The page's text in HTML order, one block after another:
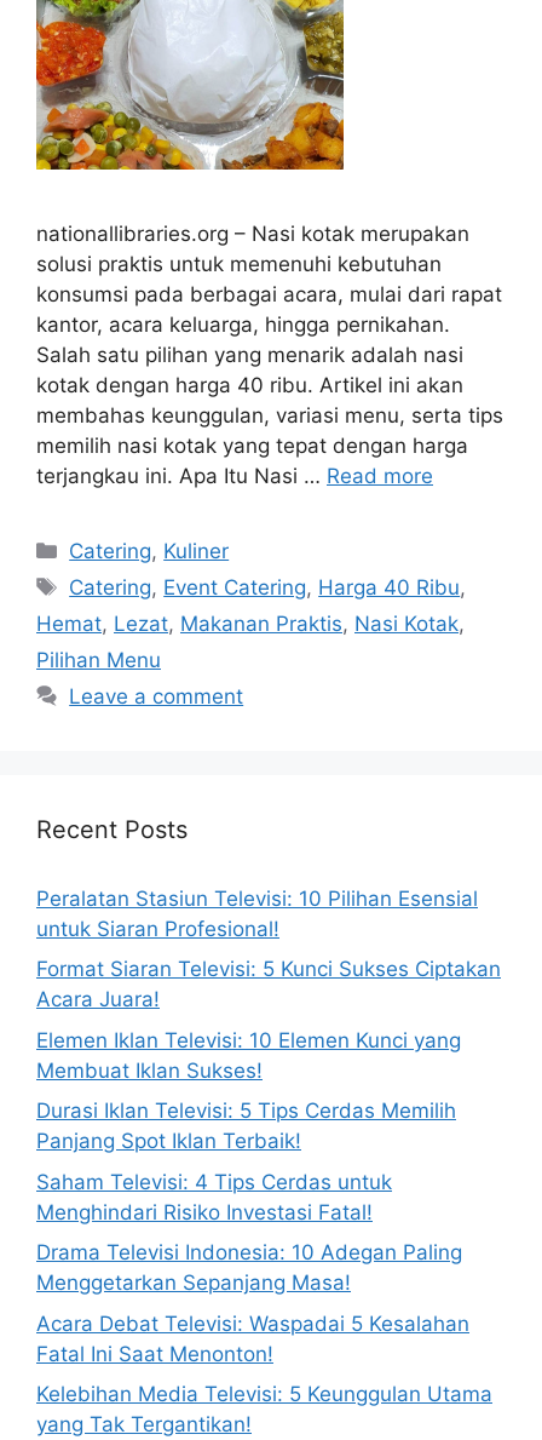
nationallibraries.org – Nasi kotak merupakan
solusi praktis untuk memenuhi kebutuhan
konsumsi pada berbagai acara, mulai dari rapat
kantor, acara keluarga, hingga pernikahan.
Salah satu pilihan yang menarik adalah nasi
kotak dengan harga 40 ribu. Artikel ini akan
membahas keunggulan, variasi menu, serta tips
memilih nasi kotak yang tepat dengan harga
terjangkau ini. Apa Itu Nasi … Read more
Categories
Catering, Kuliner
Tags
Catering, Event Catering, Harga 40 Ribu,
Hemat, Lezat, Makanan Praktis, Nasi Kotak,
Pilihan Menu
Leave a comment
Recent Posts
Peralatan Stasiun Televisi: 10 Pilihan Esensial
untuk Siaran Profesional!
Format Siaran Televisi: 5 Kunci Sukses Ciptakan
Acara Juara!
Elemen Iklan Televisi: 10 Elemen Kunci yang
Membuat Iklan Sukses!
Durasi Iklan Televisi: 5 Tips Cerdas Memilih
Panjang Spot Iklan Terbaik!
Saham Televisi: 4 Tips Cerdas untuk
Menghindari Risiko Investasi Fatal!
Drama Televisi Indonesia: 10 Adegan Paling
Menggetarkan Sepanjang Masa!
Acara Debat Televisi: Waspadai 5 Kesalahan
Fatal Ini Saat Menonton!
Kelebihan Media Televisi: 5 Keunggulan Utama
yang Tak Tergantikan!